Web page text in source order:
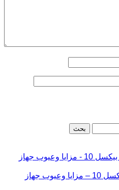
سعر ومواصفات جوجل بيكسل 10 – مزايا وعيوب جهاز